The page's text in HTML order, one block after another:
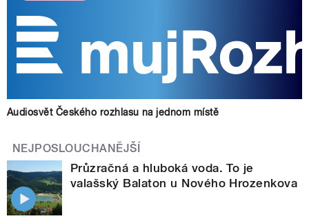
Audiosvět Českého rozhlasu na jednom místě
NEJPOSLOUCHANĚJŠÍ
Průzračná a hluboká voda. To je
valašský Balaton u Nového Hrozenkova